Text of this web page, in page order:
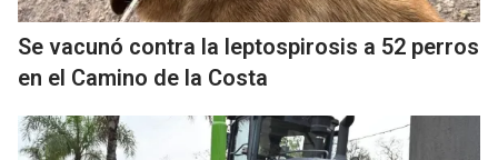
Se vacunó contra la leptospirosis a 52 perros
en el Camino de la Costa